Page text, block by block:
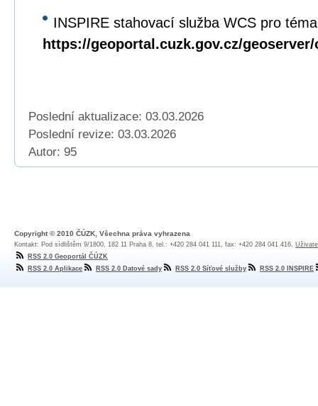
INSPIRE stahovací služba WCS pro
https://geoportal.cuzk.gov.cz/
Poslední aktualizace: 03.03.2026
Poslední revize: 03.03.2026
Autor: 95
Copyright © 2010 ČÚZK, Všechna práva vyhrazena
Kontakt: Pod sídlištěm 9/1800, 182 11 Praha 8, tel.: +420 284 041 111, fax: +420 284 041 416,
RSS 2.0 Geoportál ČÚZK
RSS 2.0 Aplikace
RSS 2.0 Datové sady RSS 2.0 Síťové služby RSS 2.0 INSPIRE